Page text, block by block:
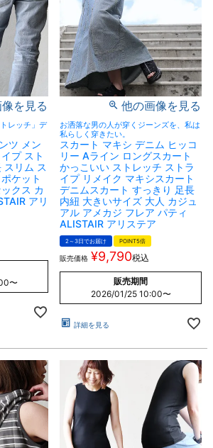
を見る
レッチ」デ
ツ メン
プ スト
スリム ス
ケット
クス カ
アリ
〜
他の画像を見る
お洒落な男の人が穿くジーンズを、私は
私らしく穿きたい。
スカート マキシ デニム ヒッコ
リー Aライン ロングスカート
かっこいい ストレッチ ストラ
イプ リメイク マキシスカート
デニムスカート すっきり 足長
内紐 大きいサイズ 大人 カジュ
アル アメカジ フレア パティ
ALISTAIR アリステア
2～3日でお届け POINT5倍
販売価格 ¥9,790税込
販売期間
2026/01/25 10:00〜
詳細を見る